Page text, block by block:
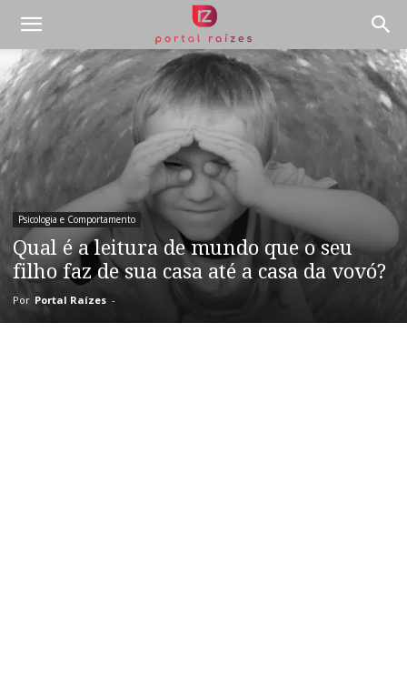
Psicologia e Comportamento
Qual é a leitura de mundo que o seu
filho faz de sua casa até a casa da vovó?
Por Portal Raízes -